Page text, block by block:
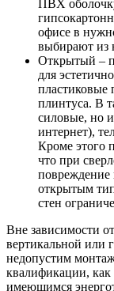
ПВХ
офисе в
выбирают из
Открытый –
для
пластиковые
плинтуса. В
силовые, но
интернет),
Кроме этого
что при
повреждение
открытым
стен
Вне зависимости
вертикальной или
недопустим
квалификации,
имеющимся